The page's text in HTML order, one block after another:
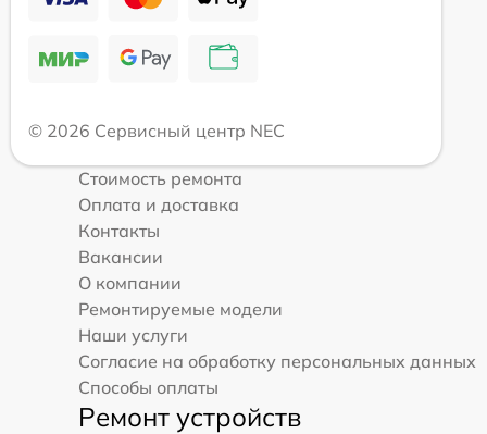
© 2026 Сервисный центр NEC
Стоимость ремонта
Оплата и доставка
Контакты
Вакансии
О компании
Ремонтируемые модели
Наши услуги
Согласие на обработку персональных данных
Способы оплаты
Ремонт устройств